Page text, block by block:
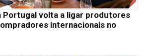
Portugal volta a ligar produtores
internacionais no